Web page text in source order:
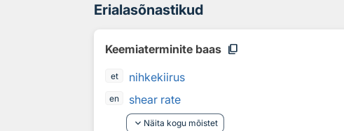
Erialasõnastikud
Keemiaterminite baas content_copy
et nihkekiirus
en
shear rate
keyboard_arrow_down Näita kogu mõistet